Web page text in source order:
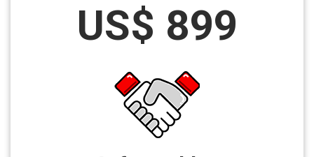
US$ 899